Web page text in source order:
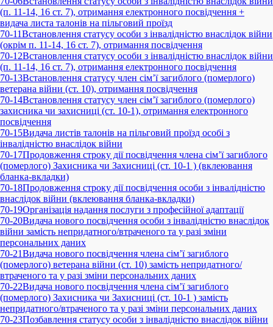
(п. 11-14, 16 ст. 7), отримання електронного посвідчення +
видача листа талонів на пільговий проїзд
70-11Встановлення статусу особи з інвалідністю внаслідок війни
(окрім п. 11-14, 16 ст. 7), отримання посвідчення
70-12Встановлення статусу особи з інвалідністю внаслідок війни
(п. 11-14, 16 ст. 7), отримання електронного посвідчення
70-13Встановлення статусу член сім’ї загиблого (померлого)
ветерана війни (ст. 10), отримання посвідчення
70-14Встановлення статусу член сім’ї загиблого (померлого)
захисника чи захисниці (ст. 10-1), отримання електронного
посвідчення
70-15Видача листів талонів на пільговий проїзд особі з
інвалідністю внаслідок війни
70-17Продовження строку дії посвідчення члена сім’ї загиблого
(померлого) Захисника чи Захисниці (ст. 10-1 ) (вклеювання
бланка-вкладки)
70-18Продовження строку дії посвідчення особи з інвалідністю
внаслідок війни (вклеювання бланка-вкладки)
70-19Організація надання послуги з професійної адаптації
70-20Видача нового посвідчення особи з інвалідністю внаслідок
війни замість непридатного/втраченого та у разі зміни
персональних даних
70-21Видача нового посвідчення члена сім’ї загиблого
(померлого) ветерана війни (ст. 10) замість непридатного/
втраченого та у разі зміни персональних даних
70-22Видача нового посвідчення члена сім’ї загиблого
(померлого) Захисника чи Захисниці (ст. 10-1 ) замість
непридатного/втраченого та у разі зміни персональних даних
70-23Позбавлення статусу особи з інвалідністю внаслідок війни